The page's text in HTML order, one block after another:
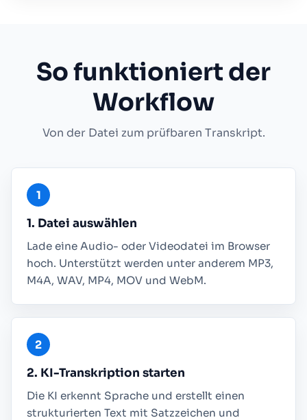
So funktioniert der
Workflow
Von der Datei zum prüfbaren Transkript.
1. Datei auswählen
Lade eine Audio- oder Videodatei im Browser
hoch. Unterstützt werden unter anderem MP3,
M4A, WAV, MP4, MOV und WebM.
2. KI-Transkription starten
Die KI erkennt Sprache und erstellt einen
strukturierten Text mit Satzzeichen und